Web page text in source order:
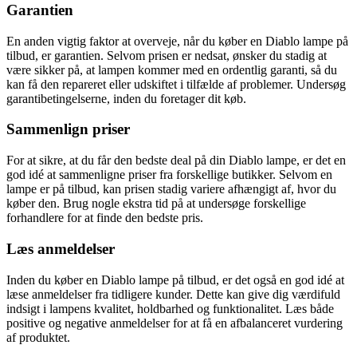
Garantien
En anden vigtig faktor at overveje, når du køber en Diablo lampe på
tilbud, er garantien. Selvom prisen er nedsat, ønsker du stadig at
være sikker på, at lampen kommer med en ordentlig garanti, så du
kan få den repareret eller udskiftet i tilfælde af problemer. Undersøg
garantibetingelserne, inden du foretager dit køb.
Sammenlign priser
For at sikre, at du får den bedste deal på din Diablo lampe, er det en
god idé at sammenligne priser fra forskellige butikker. Selvom en
lampe er på tilbud, kan prisen stadig variere afhængigt af, hvor du
køber den. Brug nogle ekstra tid på at undersøge forskellige
forhandlere for at finde den bedste pris.
Læs anmeldelser
Inden du køber en Diablo lampe på tilbud, er det også en god idé at
læse anmeldelser fra tidligere kunder. Dette kan give dig værdifuld
indsigt i lampens kvalitet, holdbarhed og funktionalitet. Læs både
positive og negative anmeldelser for at få en afbalanceret vurdering
af produktet.